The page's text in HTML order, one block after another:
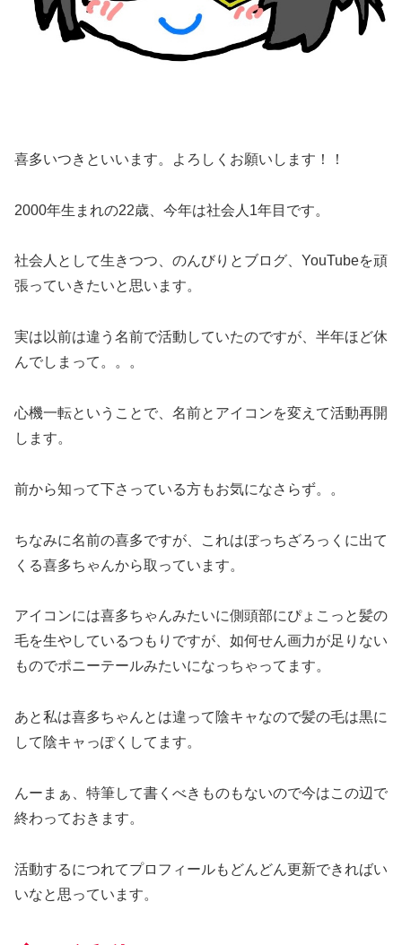
喜多いつきといいます。よろしくお願いします！！
2000年生まれの22歳、今年は社会人1年目です。
社会人として生きつつ、のんびりとブログ、YouTubeを頑
張っていきたいと思います。
実は以前は違う名前で活動していたのですが、半年ほど休
んでしまって。。。
心機一転ということで、名前とアイコンを変えて活動再開
します。
前から知って下さっている方もお気になさらず。。
ちなみに名前の喜多ですが、これはぼっちざろっくに出て
くる喜多ちゃんから取っています。
アイコンには喜多ちゃんみたいに側頭部にぴょこっと髪の
毛を生やしているつもりですが、如何せん画力が足りない
ものでポニーテールみたいになっちゃってます。
あと私は喜多ちゃんとは違って陰キャなので髪の毛は黒に
して陰キャっぽくしてます。
んーまぁ、特筆して書くべきものもないので今はこの辺で
終わっておきます。
活動するにつれてプロフィールもどんどん更新できればい
いなと思っています。